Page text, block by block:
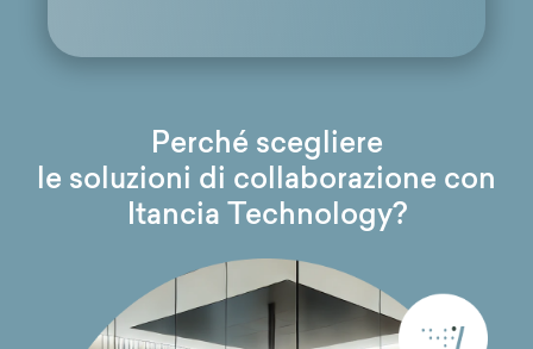
Perché scegliere
le soluzioni di collaborazione con
Itancia Technology?